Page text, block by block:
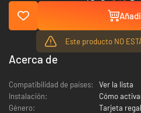
Este producto NO
Acerca de
Compatibilidad de países:
Ver la lista
Instalación:
Cómo
Género:
Tarjeta